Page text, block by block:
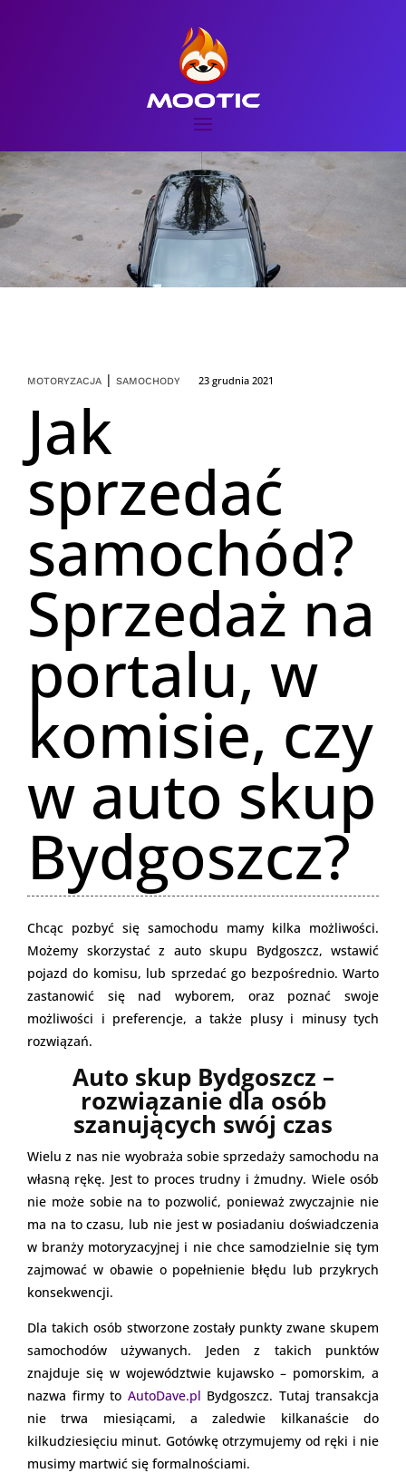
MOTORYZACJA | SAMOCHODY 23 grudnia 2021
Jak
sprzedać
samochód?
Sprzedaż na
portalu, w
komisie, czy
w auto skup
Bydgoszcz?
Chcąc pozbyć się samochodu mamy kilka możliwości.
Możemy skorzystać z auto skupu Bydgoszcz, wstawić
pojazd do komisu, lub sprzedać go bezpośrednio. Warto
zastanowić się nad wyborem, oraz poznać swoje
możliwości i preferencje, a także plusy i minusy tych
rozwiązań.
Auto skup Bydgoszcz –
rozwiązanie dla osób
szanujących swój czas
Wielu z nas nie wyobraża sobie sprzedaży samochodu na
własną rękę. Jest to proces trudny i żmudny. Wiele osób
nie może sobie na to pozwolić, ponieważ zwyczajnie nie
ma na to czasu, lub nie jest w posiadaniu doświadczenia
w branży motoryzacyjnej i nie chce samodzielnie się tym
zajmować w obawie o popełnienie błędu lub przykrych
konsekwencji.
Dla takich osób stworzone zostały punkty zwane skupem
samochodów używanych. Jeden z takich punktów
znajduje się w województwie kujawsko – pomorskim, a
nazwa firmy to AutoDave.pl Bydgoszcz. Tutaj transakcja
nie trwa miesiącami, a zaledwie kilkanaście do
kilkudziesięciu minut. Gotówkę otrzymujemy od ręki i nie
musimy martwić się formalnościami.